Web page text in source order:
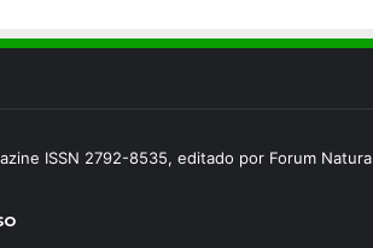
ISSN 2792-8535, editado por Forum Natura